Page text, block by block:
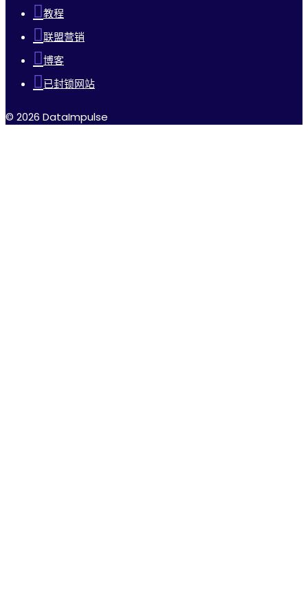
教程
联盟营销
博客
已封锁网站
© 2026 DataImpulse